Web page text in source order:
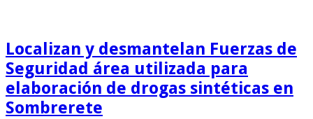
Localizan y desmantelan Fuerzas de
Seguridad área utilizada para
elaboración de drogas sintéticas en
Sombrerete